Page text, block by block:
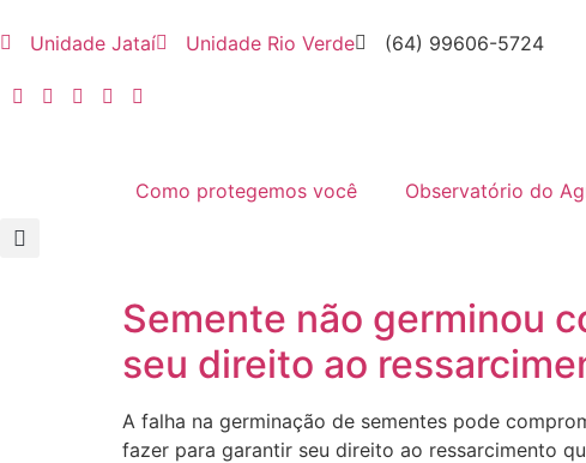
Unidade Jataí Unidade Rio Verde (64) 99606-5724
Como protegemos você Observatório do
Semente não germinou
seu direito ao
A falha na germinação de sementes pode
fazer para garantir seu direito ao ressarcimento